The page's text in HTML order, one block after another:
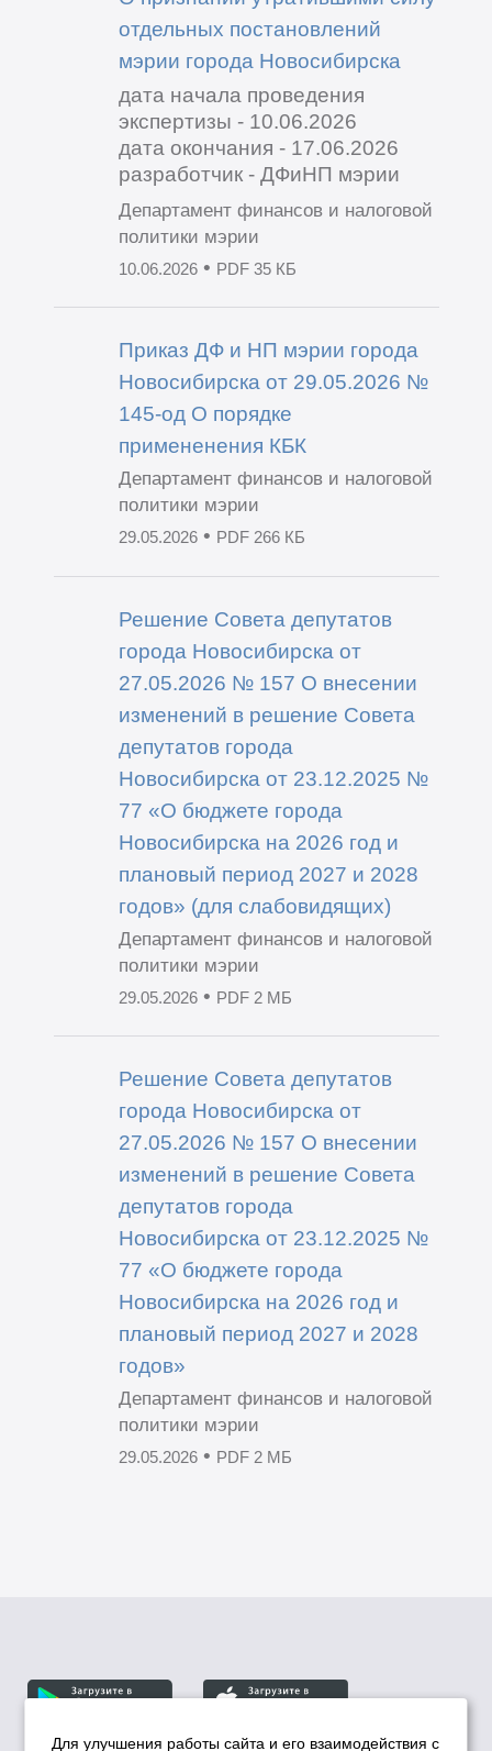
отдельных постановлений
мэрии города Новосибирска
дата начала проведения
экспертизы - 10.06.2026
дата окончания - 17.06.2026
разработчик - ДФиНП мэрии
Департамент финансов и налоговой
политики мэрии
10.06.2026• PDF 35 КБ
Приказ ДФ и НП мэрии города
Новосибирска от 29.05.2026 №
145-од О порядке
примененения КБК
Департамент финансов и налоговой
политики мэрии
29.05.2026• PDF 266 КБ
Решение Совета депутатов
города Новосибирска от
27.05.2026 № 157 О внесении
изменений в решение Совета
депутатов города
Новосибирска от 23.12.2025 №
77 «О бюджете города
Новосибирска на 2026 год и
плановый период 2027 и 2028
годов» (для слабовидящих)
Департамент финансов и налоговой
политики мэрии
29.05.2026• PDF 2 МБ
Решение Совета депутатов
города Новосибирска от
27.05.2026 № 157 О внесении
изменений в решение Совета
депутатов города
Новосибирска от 23.12.2025 №
77 «О бюджете города
Новосибирска на 2026 год и
плановый период 2027 и 2028
годов»
Департамент финансов и налоговой
политики мэрии
29.05.2026• PDF 2 МБ
Для улучшения работы сайта и его взаимодействия с